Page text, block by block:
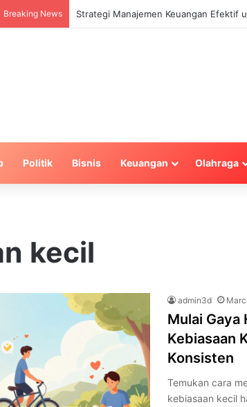
Breaking News Strategi Manajemen Keuangan Efektif
Politik Bisnis Keuangan Olahraga
kecil
admin3d
Mulai Gaya
Kebiasaan
Konsisten
Temukan cara
kebiasaan kecil